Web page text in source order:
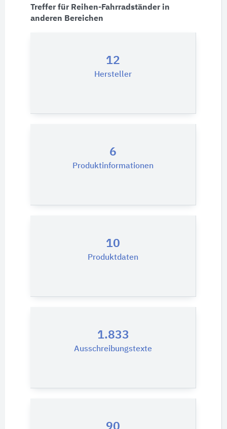
Treffer für Reihen-Fahrradständer in
anderen Bereichen
12
Hersteller
6
Produktinformationen
10
Produktdaten
1.833
Ausschreibungstexte